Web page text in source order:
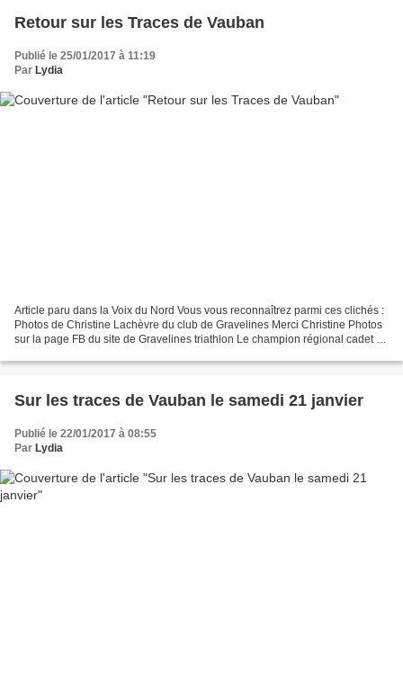
Retour sur les Traces de Vauban
Publié le 25/01/2017 à 11:19
Par Lydia
Article paru dans la Voix du Nord Vous vous reconnaîtrez parmi ces clichés :
Photos de Christine Lachèvre du club de Gravelines Merci Christine Photos
sur la page FB du site de Gravelines triathlon Le champion régional cadet :
Sur les traces de Vauban le samedi 21 janvier
Publié le 22/01/2017 à 08:55
Par Lydia